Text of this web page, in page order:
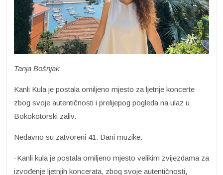
Tanja Bošnjak
Kanli Kula je postala omiljeno mjesto za ljetnje koncerte
zbog svoje autentičnosti i prelijepog pogleda na ulaz u
Bokokotorski zaliv.
Nedavno su zatvoreni 41. Dani muzike.
-Kanli kula je postala omiljeno mjesto velikim zvijezdama za
izvođenje ljetnjih koncerata, zbog svoje autentičnosti,